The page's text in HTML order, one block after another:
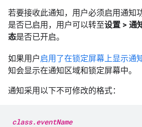
若要接收此通知，用户必须启用通知
是否已启用，用户可以转至设置 > 通
态是否已开启。
如果用户启用了在锁定屏幕上显示通
知会显示在通知区域和锁定屏幕中。
通知采用以下不可修改的格式：
class.eventName